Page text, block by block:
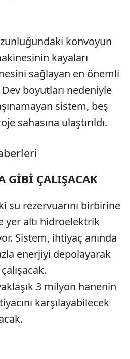
konvoyun
kayaları
sağlayan en önemli
boyutları nedeniyle
sistem, beş
sahasına ulaştırıldı.
GİBİ ÇALIŞACAK
su rezervuarını birbirine
yer altı hidroelektrik
Sistem, ihtiyaç anında
enerjiyi depolayarak
3 milyon hanenin
karşılayabilecek